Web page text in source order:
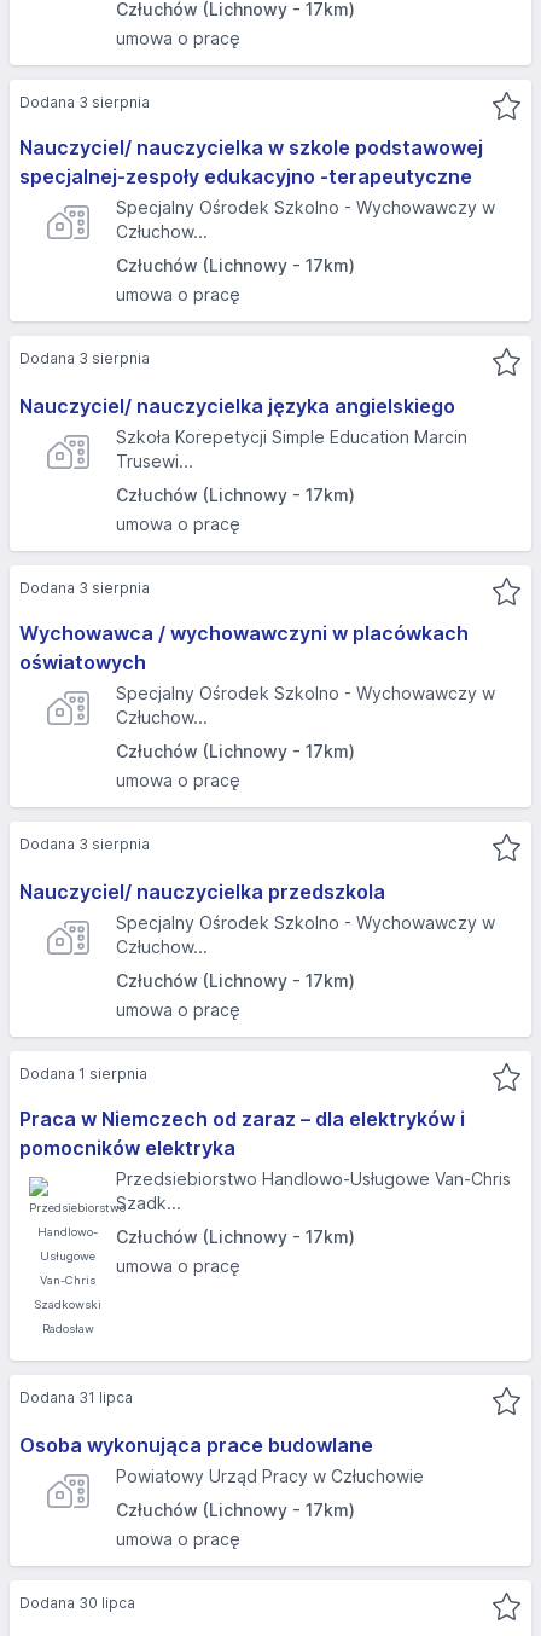
Człuchów (Lichnowy - 17km)
umowa o pracę
Nauczyciel/ nauczycielka w szkole podstawowej
specjalnej-zespoły edukacyjno -terapeutyczne
Specjalny Ośrodek Szkolno - Wychowawczy w
Człuchow...
Człuchów (Lichnowy - 17km)
umowa o pracę
Dodana 3 sierpnia
Nauczyciel/ nauczycielka języka angielskiego
Szkoła Korepetycji Simple Education Marcin
Trusewi...
Człuchów (Lichnowy - 17km)
umowa o pracę
Dodana 3 sierpnia
Wychowawca / wychowawczyni w placówkach
oświatowych
Specjalny Ośrodek Szkolno - Wychowawczy w
Człuchow...
Człuchów (Lichnowy - 17km)
umowa o pracę
Dodana 3 sierpnia
Nauczyciel/ nauczycielka przedszkola
Specjalny Ośrodek Szkolno - Wychowawczy w
Człuchow...
Człuchów (Lichnowy - 17km)
umowa o pracę
Dodana 3 sierpnia
Praca w Niemczech od zaraz – dla elektryków i
pomocników elektryka
Przedsiebiorstwo Handlowo-Usługowe Van-Chris
Szadk...
Człuchów (Lichnowy - 17km)
umowa o pracę
Dodana 1 sierpnia
Osoba wykonująca prace budowlane
Powiatowy Urząd Pracy w Człuchowie
Człuchów (Lichnowy - 17km)
umowa o pracę
Dodana 31 lipca
Dodana 30 lipca